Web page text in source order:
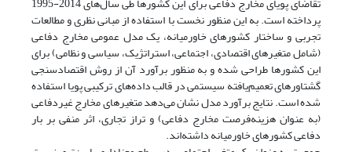
پرداخته است. به این منظور نخست با استفاده از مبانی نظری و مطالعات
تجربی و ساختار کشورهای خاورمیانه، یک مدل عمومی مخارج دفاعی
(شامل متغیرهای اقتصادی، اجتماعی، استراتژیک، سیاسی و نظامی) برای
این کشورها طراحی شده و به منظور برآورد آن از روش اقتصادسنجی
گشتاورهای تعمیم‌یافته سیستمی در قالب داده‌های ترکیبی پویا استفاده
شده است. نتایج برآورد مدل نشان می‌دهد متغیرهای مخارج غیردفاعی
(به عنوان هزینه‌فرصت مخارج دفاعی) و تراز تجاری، اثر منفی بر بار
دفاعی کشورهای خاورمیانه داشته‌اند.